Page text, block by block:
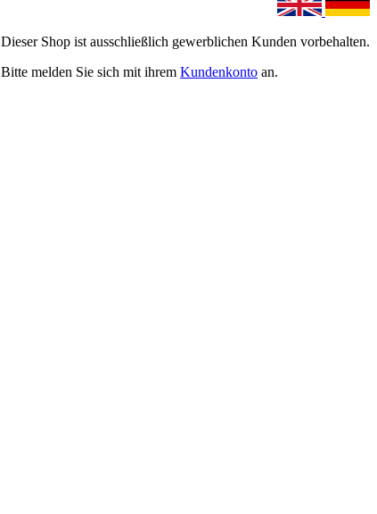
Dieser Shop ist ausschließlich gewerblichen Kunden vorbehalten.
Bitte melden Sie sich mit ihrem Kundenkonto an.